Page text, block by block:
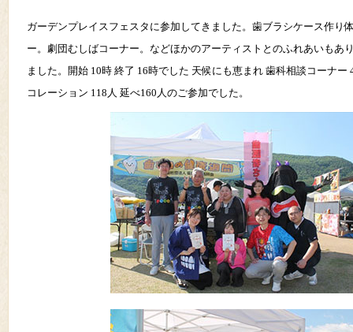
ガーデンプレイスフェスタに参加してきました。歯ブラシケース作り
ー。劇団むしばコーナー。などほかのアーティストとのふれあいもあ
ました。開始 10時 終了 16時でした 天候にも恵まれ 歯科相談コーナー
コレーション 118人 延べ160人のご参加でした。